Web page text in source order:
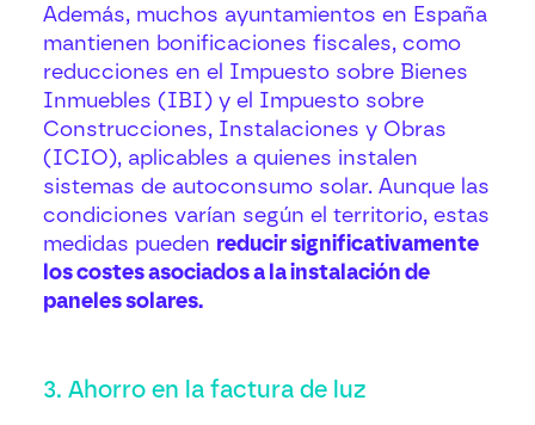
Además, muchos ayuntamientos en España
mantienen bonificaciones fiscales, como
reducciones en el Impuesto sobre Bienes
Inmuebles (IBI) y el Impuesto sobre
Construcciones, Instalaciones y Obras
(ICIO), aplicables a quienes instalen
sistemas de autoconsumo solar. Aunque las
condiciones varían según el territorio, estas
medidas pueden reducir significativamente
los costes asociados a la instalación de
paneles solares.
3. Ahorro en la factura de luz